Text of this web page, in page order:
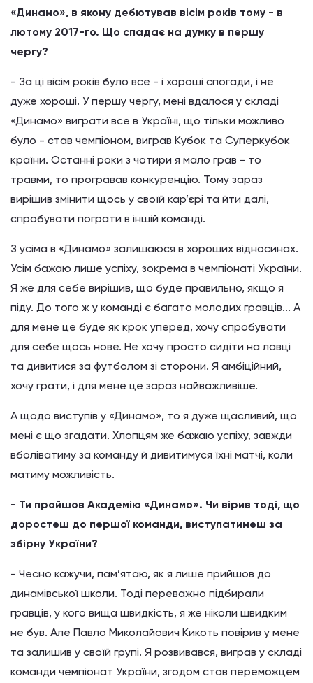
«Динамо», в якому дебютував вісім років тому - в
лютому 2017-го. Що спадає на думку в першу
чергу?
- За ці вісім років було все - і хороші спогади, і не
дуже хороші. У першу чергу, мені вдалося у складі
«Динамо» виграти все в Україні, що тільки можливо
було - став чемпіоном, виграв Кубок та Суперкубок
країни. Останні роки з чотири я мало грав - то
травми, то програвав конкуренцію. Тому зараз
вирішив змінити щось у своїй кар’єрі та йти далі,
спробувати пограти в іншій команді.
З усіма в «Динамо» залишаюся в хороших відносинах.
Усім бажаю лише успіху, зокрема в чемпіонаті України.
Я же для себе вирішив, що буде правильно, якщо я
піду. До того ж у команді є багато молодих гравців... А
для мене це буде як крок уперед, хочу спробувати
для себе щось нове. Не хочу просто сидіти на лавці
та дивитися за футболом зі сторони. Я амбіційний,
хочу грати, і для мене це зараз найважливіше.
А щодо виступів у «Динамо», то я дуже щасливий, що
мені є що згадати. Хлопцям же бажаю успіху, завжди
вболіватиму за команду й дивитимуся їхні матчі, коли
матиму можливість.
- Ти пройшов Академію «Динамо». Чи вірив тоді, що
доростеш до першої команди, виступатимеш за
збірну України?
- Чесно кажучи, пам’ятаю, як я лише прийшов до
динамівської школи. Тоді переважно підбирали
гравців, у кого вища швидкість, я же ніколи швидким
не був. Але Павло Миколайович Кикоть повірив у мене
та залишив у своїй групі. Я розвивався, виграв у складі
команди чемпіонат України, згодом став переможцем